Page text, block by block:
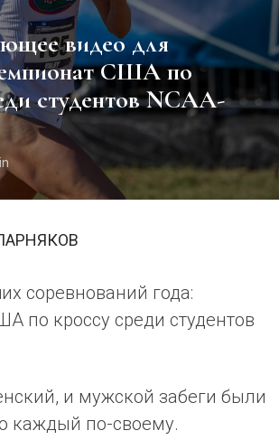
США по
студентов NCAA-
соревнований года:
по кроссу среди студентов
и мужской забеги были
каждый по-своему.